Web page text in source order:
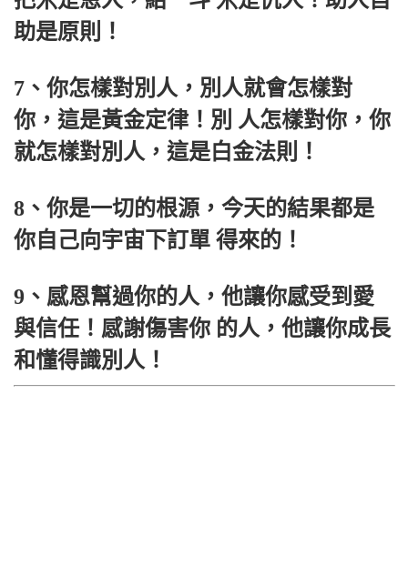
助是原則！
7、你怎樣對別人，別人就會怎樣對
你，這是黃金定律！別 人怎樣對你，你
就怎樣對別人，這是白金法則！
8、你是一切的根源，今天的結果都是
你自己向宇宙下訂單 得來的！
9、感恩幫過你的人，他讓你感受到愛
與信任！感謝傷害你 的人，他讓你成長
和懂得識別人！